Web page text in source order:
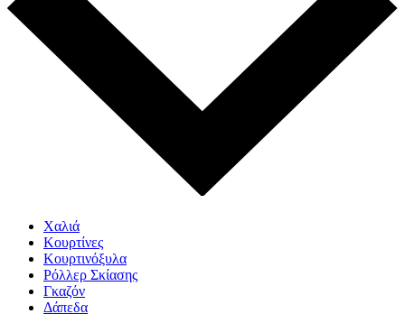
Χαλιά
Κουρτίνες
Κουρτινόξυλα
Ρόλλερ Σκίασης
Γκαζόν
Δάπεδα